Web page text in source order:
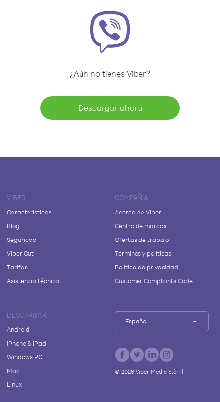
¿Aún no tienes Viber?
Descargar ahora
VIBER
Características
Blog
Seguridad
Viber Out
Tarifas
Asistencia técnica
COMPAÑÍA
Acerca de Viber
Centro de marcas
Ofertas de trabajo
Términos y políticas
Política de privacidad
Customer Complaints Code
DESCARGAR
Android
iPhone & iPad
Windows PC
Mac
Linux
Español
© 2026Viber Media S.à r.l.